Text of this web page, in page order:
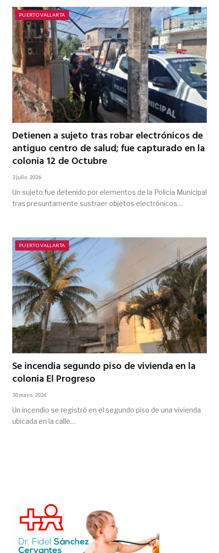
PUERTO VALLARTA
Detienen a sujeto tras robar electrónicos de
antiguo centro de salud; fue capturado en la
colonia 12 de Octubre
2 julio, 2026
Un sujeto fue detenido por elementos de la Policía Municipal
tras presuntamente sustraer objetos electrónicos…
PUERTO VALLARTA
Se incendia segundo piso de vivienda en la
colonia El Progreso
30 mayo, 2026
Un incendio se registró en el segundo piso de una vivienda
ubicada en la calle…